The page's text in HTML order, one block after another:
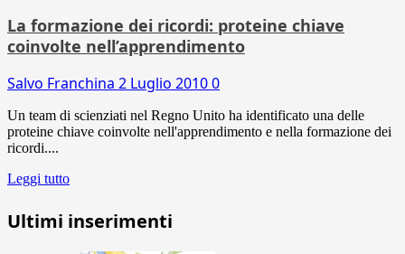
La formazione dei ricordi: proteine chiave
coinvolte nell’apprendimento
Salvo Franchina 2 Luglio 20100
Un team di scienziati nel Regno Unito ha identificato una delle
proteine chiave coinvolte nell'apprendimento e nella formazione dei
ricordi....
Leggi tutto
Ultimi inserimenti